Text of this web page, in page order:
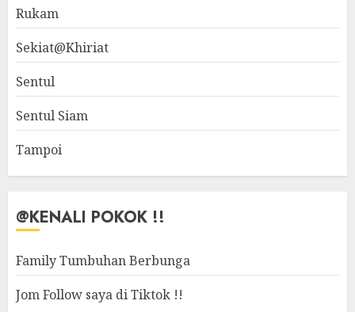
Rukam
Sekiat@Khiriat
Sentul
Sentul Siam
Tampoi
@KENALI POKOK !!
Family Tumbuhan Berbunga
Jom Follow saya di Tiktok !!